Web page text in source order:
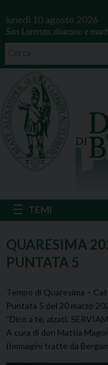
lunedì 10 agosto 2026
San Lorenzo, diacono e
QUARESIMA
PUNTATA 5
Tempo di Quaresima –
Puntata 5 del 20 marzo
“Dico a te, alzati:
A cura di don Mattia
(Immagini tratte da